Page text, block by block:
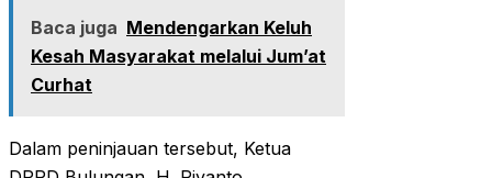
Baca juga Mendengarkan Keluh
Kesah Masyarakat melalui Jum’at
Curhat
Dalam peninjauan tersebut, Ketua